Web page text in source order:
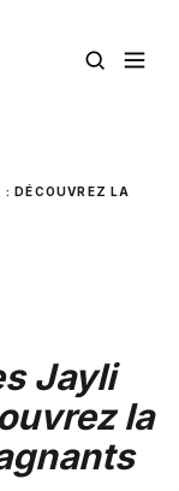
DÉCOUVREZ LA
Jayli
la